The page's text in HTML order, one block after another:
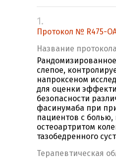
1.
Протокол № R475-
Название протокола
слепое,
напроксеном
для оценки
безопасности
фасинумаба при
пациентов с
остеоартритом
тазобедренного
Терапевтическая